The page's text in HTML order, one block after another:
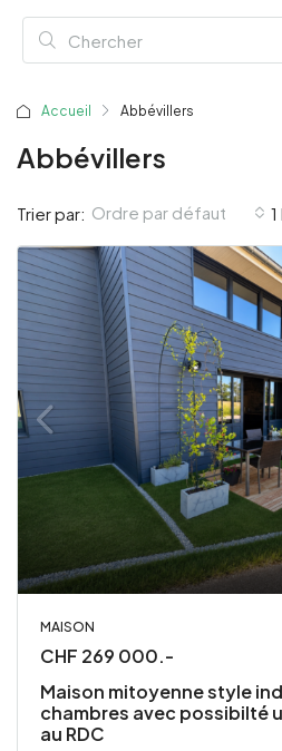
Accueil Abbévillers
Abbévillers
Trier par: Ordre par défaut
MAISON
CHF 269 000.-
Maison mitoyenne style
chambres avec possibilté
au RDC